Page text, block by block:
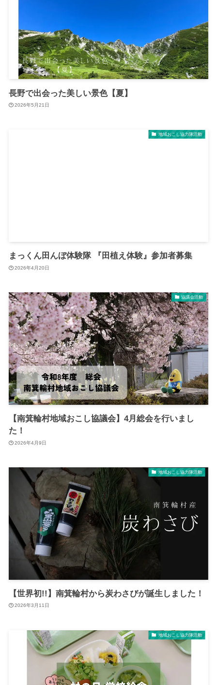
長野で出会った美しい景色【夏】
2026年5月21日
地域おこし協力隊活動
まっくん田んぼ体験隊 『田植え体験』参加者募集
2026年4月20日
協議会活動
【南箕輪村地域おこし協議会】4月総会を行いまし
た！
2026年4月9日
地域おこし協力隊活動
【世界初!!】南箕輪村から炭わさびが誕生しました！
2026年3月11日
地域おこし協力隊活動